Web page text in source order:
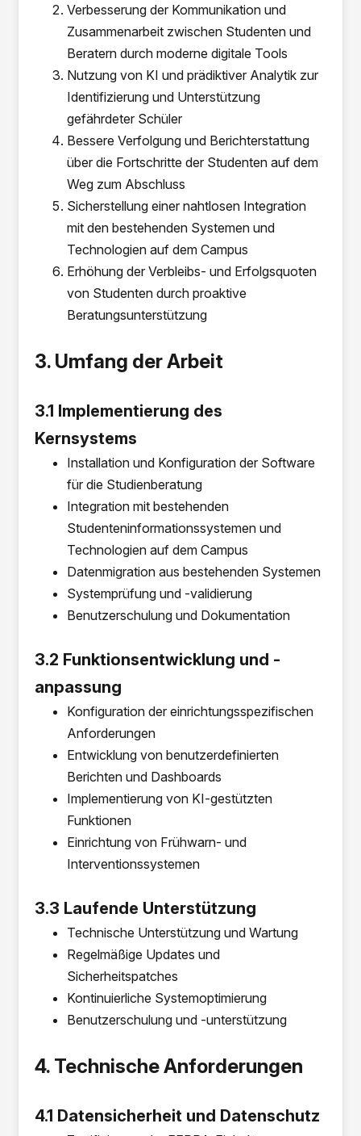
Verbesserung der Kommunikation und
Zusammenarbeit zwischen Studenten und
Beratern durch moderne digitale Tools
Nutzung von KI und prädiktiver Analytik zur
Identifizierung und Unterstützung
gefährdeter Schüler
Bessere Verfolgung und Berichterstattung
über die Fortschritte der Studenten auf dem
Weg zum Abschluss
Sicherstellung einer nahtlosen Integration
mit den bestehenden Systemen und
Technologien auf dem Campus
Erhöhung der Verbleibs- und Erfolgsquoten
von Studenten durch proaktive
Beratungsunterstützung
3. Umfang der Arbeit
3.1 Implementierung des
Kernsystems
Installation und Konfiguration der Software
für die Studienberatung
Integration mit bestehenden
Studenteninformationssystemen und
Technologien auf dem Campus
Datenmigration aus bestehenden Systemen
Systemprüfung und -validierung
Benutzerschulung und Dokumentation
3.2 Funktionsentwicklung und -
anpassung
Konfiguration der einrichtungsspezifischen
Anforderungen
Entwicklung von benutzerdefinierten
Berichten und Dashboards
Implementierung von KI-gestützten
Funktionen
Einrichtung von Frühwarn- und
Interventionssystemen
3.3 Laufende Unterstützung
Technische Unterstützung und Wartung
Regelmäßige Updates und
Sicherheitspatches
Kontinuierliche Systemoptimierung
Benutzerschulung und -unterstützung
4. Technische Anforderungen
4.1 Datensicherheit und Datenschutz